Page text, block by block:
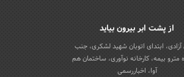
از پشت ابر بیرون بیاید
آزادی، ابتدای اتوبان شهید لشکری، جنب
مترو بیمه، کارخانه نوآوری، ساختمان هم
آوا، اخباررسمی